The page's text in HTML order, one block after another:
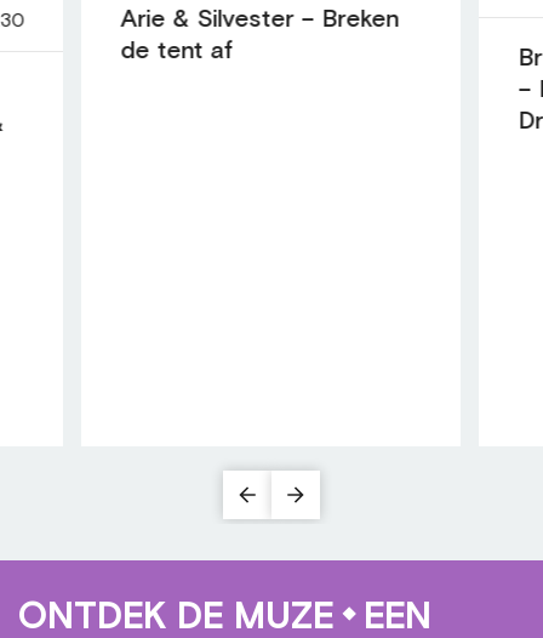
Arie & Silvester – Breken
de tent af
–
ONTDEK DE MUZE EEN